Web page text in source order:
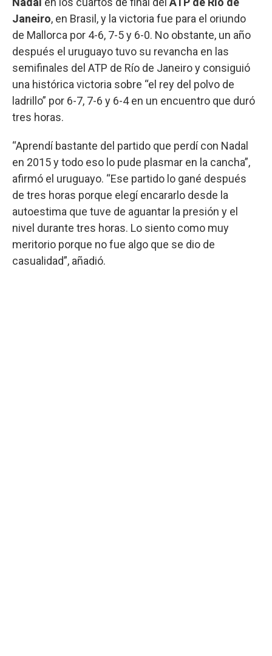
Janeiro, en Brasil, y la victoria fue para el oriundo
de Mallorca por 4-6, 7-5 y 6-0. No obstante, un año
después el uruguayo tuvo su revancha en las
semifinales del ATP de Río de Janeiro y consiguió
una histórica victoria sobre “el rey del polvo de
ladrillo” por 6-7, 7-6 y 6-4 en un encuentro que duró
tres horas.
“Aprendí bastante del partido que perdí con Nadal
en 2015 y todo eso lo pude plasmar en la cancha”,
afirmó el uruguayo. “Ese partido lo gané después
de tres horas porque elegí encararlo desde la
autoestima que tuve de aguantar la presión y el
nivel durante tres horas. Lo siento como muy
meritorio porque no fue algo que se dio de
casualidad”, añadió.